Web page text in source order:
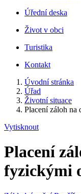
Úřední deska
Život v obci
Turistika
Kontakt
Úvodní stránka
Úřad
Životní situace
Placení záloh
Vytisknout
Placení
fyzickými